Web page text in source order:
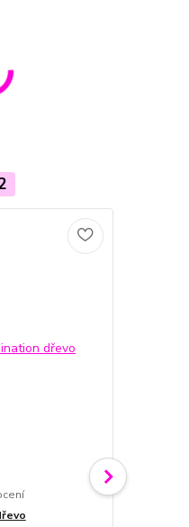
Hallmark